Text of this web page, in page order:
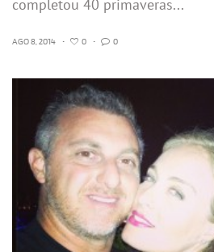
completou 40 primaveras...
AGO 8, 2014 • 0 • 0